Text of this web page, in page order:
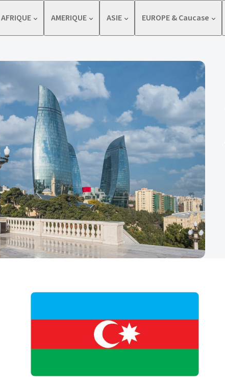
AFRIQUE AMERIQUE ASIE EUROPE & Caucase